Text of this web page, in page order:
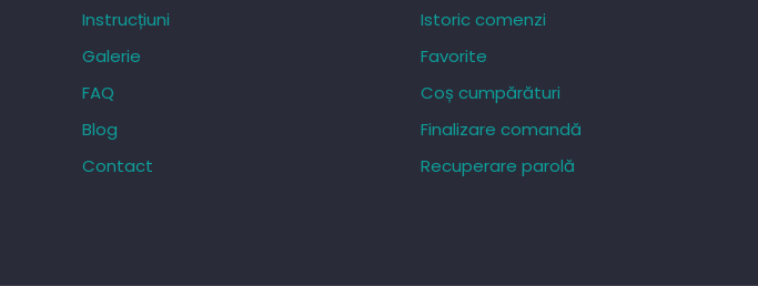
Instrucțiuni
Galerie
FAQ
Blog
Contact
Istoric comenzi
Favorite
Coș cumpărături
Finalizare comandă
Recuperare parolă